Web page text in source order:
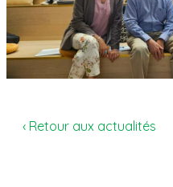
‹ Retour aux actualités